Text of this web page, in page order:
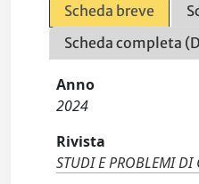
Scheda breve
Scheda completa
Anno
2024
Rivista
STUDI E PROBLEMI DI